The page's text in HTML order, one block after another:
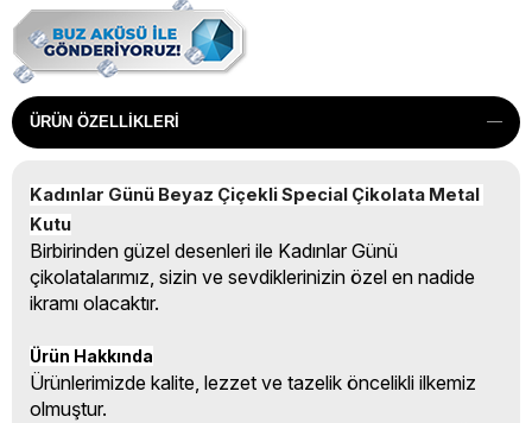
ÜRÜN ÖZELLIKLERI
Kadınlar Günü Beyaz Çiçekli Special Çikolata Metal
Kutu
Birbirinden güzel desenleri ile Kadınlar Günü
çikolatalarımız, sizin ve sevdiklerinizin özel en nadide
ikramı olacaktır.
Ürün Hakkında
Ürünlerimizde kalite, lezzet ve tazelik öncelikli ilkemiz
olmuştur.